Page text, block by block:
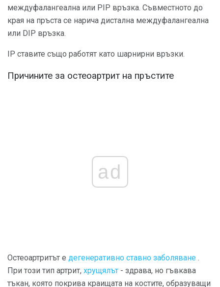
междуфалангеална или PIP връзка. Съвместното до
края на пръста се нарича дистална междуфалангеална
или DIP връзка.
IP ставите също работят като шарнирни връзки.
Причините за остеоартрит на пръстите
ad
Остеоартритът е дегенеративно ставно заболяване .
При този тип артрит, хрущялът - здрава, но гъвкава
тъкан, която покрива краищата на костите, образуващи